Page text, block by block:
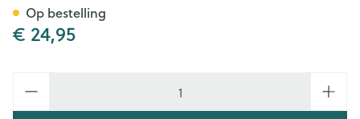
€ 24,95
Op bestelling